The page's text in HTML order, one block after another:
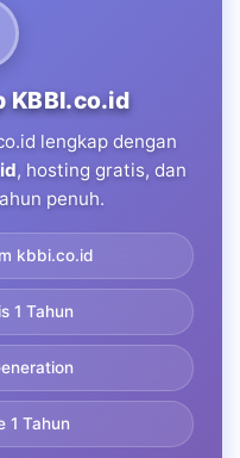
KBBI.co.id
lengkap dengan
, hosting gratis, dan
penuh.
kbbi.co.id
1 Tahun
1 Tahun